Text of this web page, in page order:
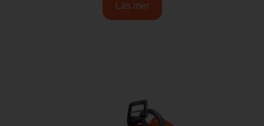
Läs mer